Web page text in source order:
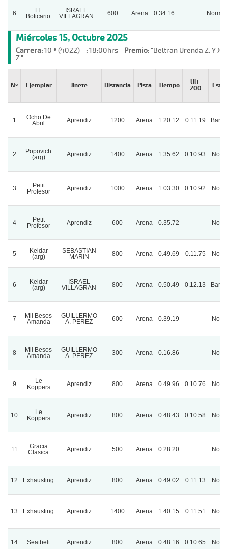
6
El
Boticario
ISRAEL
VILLAGRAN
600 Arena 0.34.16 Normal
Miércoles 15, Octubre 2025
Carrera:10 ª (4022) - :18:00hrs - Premio: "Beltran Urenda Z. Y
Z."
Nº Ejemplar Jinete Distancia Pista Tiempo
Ult.
200
1
Ocho De
Abril
Aprendiz 1200 Arena 1.20.12 0.11.19
2
Popovich
(arg)
Aprendiz 1400 Arena 1.35.62 0.10.93
3
Petit
Profesor
Aprendiz 1000 Arena 1.03.30 0.10.92
4
Petit
Profesor
Aprendiz 600 Arena 0.35.72
5
Keidar
(arg)
SEBASTIAN
MARIN
800 Arena 0.49.69 0.11.75
6
Keidar
(arg)
ISRAEL
VILLAGRAN
800 Arena 0.50.49 0.12.13
7
Mil Besos
Amanda
GUILLERMO
A. PEREZ
600 Arena 0.39.19
8
Mil Besos
Amanda
GUILLERMO
A. PEREZ
300 Arena 0.16.86
9
Le
Koppers
Aprendiz 800 Arena 0.49.96 0.10.76
10
Le
Koppers
Aprendiz 800 Arena 0.48.43 0.10.58
11
Gracia
Clasica
Aprendiz 500 Arena 0.28.20
12 Exhausting Aprendiz 800 Arena 0.49.02 0.11.13
13 Exhausting Aprendiz 1400 Arena 1.40.15 0.11.51
14 Seatbelt Aprendiz 800 Arena 0.48.16 0.10.65